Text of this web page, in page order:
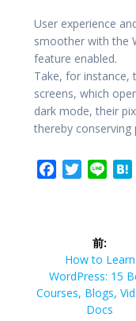
User experience
smoother with the
feature enabled.
Take, for instance,
screens, which
dark mode, their
thereby conserving
o
k
e
r
a
ナ
前:
前
の
投
How to Learn
WordPress: 15
Courses, Blogs,
Docs